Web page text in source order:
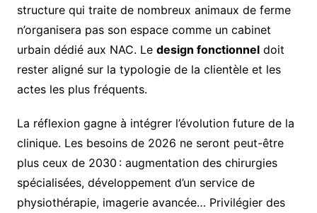
structure qui traite de nombreux animaux de ferme
n’organisera pas son espace comme un cabinet
urbain dédié aux NAC. Le design fonctionneldoit
rester aligné sur la typologie de la clientèle et les
actes les plus fréquents.
La réflexion gagne à intégrer l’évolution future de la
clinique. Les besoins de 2026 ne seront peut-être
plus ceux de 2030 : augmentation des chirurgies
spécialisées, développement d’un service de
physiothérapie, imagerie avancée… Privilégier des